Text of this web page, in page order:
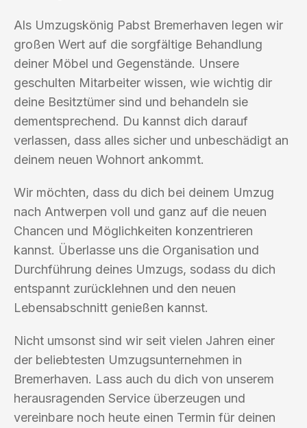
Als Umzugskönig Pabst Bremerhaven legen wir
großen Wert auf die sorgfältige Behandlung
deiner Möbel und Gegenstände. Unsere
geschulten Mitarbeiter wissen, wie wichtig dir
deine Besitztümer sind und behandeln sie
dementsprechend. Du kannst dich darauf
verlassen, dass alles sicher und unbeschädigt an
deinem neuen Wohnort ankommt.
Wir möchten, dass du dich bei deinem Umzug
nach Antwerpen voll und ganz auf die neuen
Chancen und Möglichkeiten konzentrieren
kannst. Überlasse uns die Organisation und
Durchführung deines Umzugs, sodass du dich
entspannt zurücklehnen und den neuen
Lebensabschnitt genießen kannst.
Nicht umsonst sind wir seit vielen Jahren einer
der beliebtesten Umzugsunternehmen in
Bremerhaven. Lass auch du dich von unserem
herausragenden Service überzeugen und
vereinbare noch heute einen Termin für deinen